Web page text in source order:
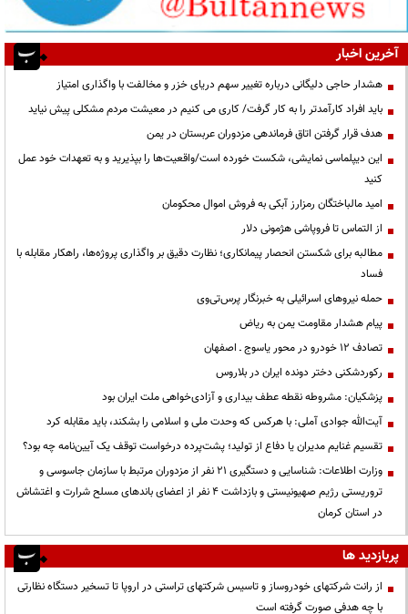
آخرین اخبار
هشدار حاجی دلیگانی درباره تغییر سهم دریای خزر و مخالفت با واگذاری امتیاز
باید افراد کارآمدتر را به کار گرفت/ کاری می کنیم در معیشت مردم مشکلی پیش نیاید
هدف قرار گرفتن اتاق‌ فرماندهی مزدوران عربستان در یمن
این دیپلماسی نمایشی، شکست خورده است/واقعیت‌ها را بپذیرید و به تعهدات خود عمل
کنید
امید مالباختگان رمزارز آبکی به فروش اموال محکومان
از التماس تا فروپاشی هژمونی دلار
مطالبه برای شکستن انحصار پیمانکاری؛ نظارت دقیق بر واگذاری پروژه‌ها، راهکار مقابله با
فساد
حمله نیروهای اسرائیلی به خبرنگار پرس‌تی‌وی
پیام هشدار مقاومت یمن به ریاض
تصادف ۱۲ خودرو در محور یاسوج ـ اصفهان
رکوردشکنی دختر دونده ایران در بلاروس
پزشکیان: مشروطه نقطه عطف بیداری و آزادی‌خواهی ملت ایران بود
آیت‌الله جوادی آملی: با هرکس که وحدت ملی و اسلامی را بشکند، باید مقابله کرد
تقسیم غنایم مدیران یا دفاع از تولید؛ پشت‌پرده درخواست توقف یک آیین‌نامه چه بود؟
وزارت اطلاعات: شناسایی و دستگیری ۲۱ نفر از مزدوران مرتبط با سازمان جاسوسی و
تروریستی رژیم صهیونیستی و بازداشت ۴ نفر از اعضای باندهای مسلح شرارت و اغتشاش
در استان کرمان
پربازدید ها
از رانت‌ شرکتهای خودروساز و تاسیس شرکتهای تراستی در اروپا تا تسخیر دستگاه نظارتی
با چه هدفی صورت گرفته است